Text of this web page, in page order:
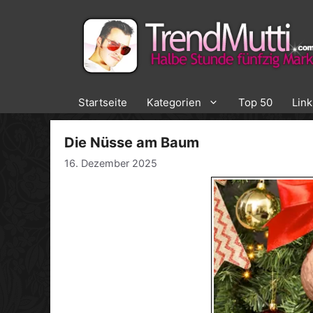
Startseite Kategorien Top 50
Die Nüsse am Baum
16. Dezember 2025